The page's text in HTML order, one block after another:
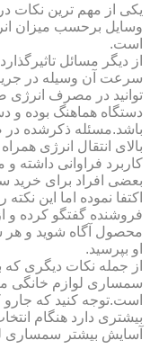
یکی از مهم ترین نکات
وسایل برحسب میزان
است.
از دیگر مسائل
سرعت آن وسیله در
توانید در مصرف انرژی
دستگاه هماهنگ بوده و
باشد.مسئله ذکرشده در
بالای انتقال انرژی
کاربرد فراوانی داشته
بعضی افراد برای خرید
اکتفا نموده اما این
فروشنده گفتگو کرده و
محصول آگاه شوید و هر
او بپرسید.
از جمله نکات دیگری
سمساری لوازم خانگی
است.توجه کنید که
بیشتری دارد هنگام
آسایش بیشتر سمساری